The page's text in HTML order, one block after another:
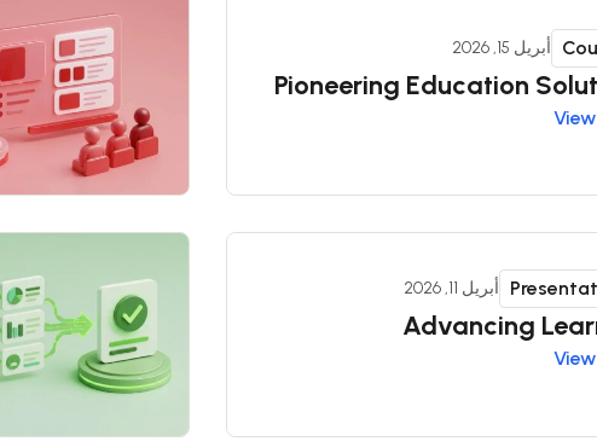
Pioneering Education
أبريل 15, 2026
Advancing
أبريل 11, 2026